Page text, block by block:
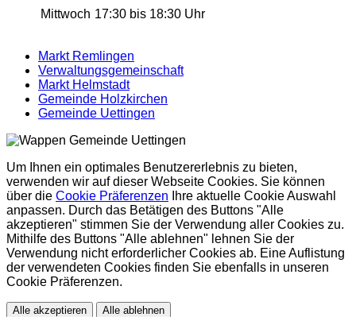
Mittwoch 17:30 bis 18:30 Uhr
Markt Remlingen
Verwaltungsgemeinschaft
Markt Helmstadt
Gemeinde Holzkirchen
Gemeinde Uettingen
Um Ihnen ein optimales Benutzererlebnis zu bieten,
verwenden wir auf dieser Webseite Cookies. Sie können
über die Cookie Präferenzen Ihre aktuelle Cookie Auswahl
anpassen. Durch das Betätigen des Buttons "Alle
akzeptieren" stimmen Sie der Verwendung aller Cookies zu.
Mithilfe des Buttons "Alle ablehnen" lehnen Sie der
Verwendung nicht erforderlicher Cookies ab. Eine Auflistung
der verwendeten Cookies finden Sie ebenfalls in unseren
Cookie Präferenzen.
Alle akzeptieren Alle ablehnen